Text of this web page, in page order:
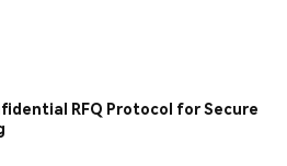
RFQ Protocol for Secure